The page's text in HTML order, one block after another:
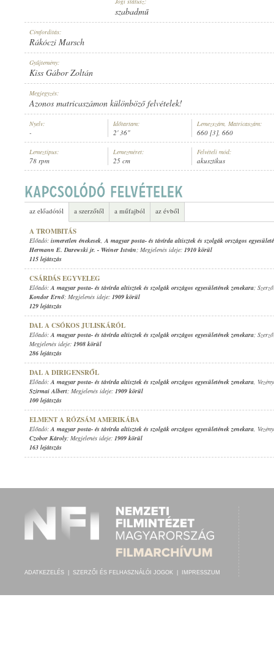
ELŐADÓ:A MAGYAR POSTA- ÉS TÁVÍRDA ALTISZTEK ÉS SZOLGÁK ORSZÁGOS
660 [3]
szabadmű
Címfordítás:
Rákóczi Marsch
Gyűjtemény:
Kiss Gábor Zoltán
Megjegyzés:
Azonos matricaszámon különböző felvételek!
Nyelv:
-
Időtartam:
2' 36"
Lemezszám, Matricaszám:
660 [3], 660
Lemeztípus:
78 rpm
Lemezméret:
25 cm
Felvételi mód:
akusztikus
az előadótól a szerzőtől a műfajból az évből
A TROMBITÁS
Előadó: ismeretlen énekesek,A magyar posta- és távírda altisztek és szolgák országos
Hermann E. Darewski jr. - Weiner István; Megjelenés ideje: 1910 körül
115 lejátszás
CSÁRDÁS EGYVELEG
Előadó:A magyar posta- és távírda altisztek és szolgák országos egyesületének zenekara;
Kondor Ernő; Megjelenés ideje: 1909 körül
129 lejátszás
DAL A CSÓKOS JULISKÁRÓL
Előadó:A magyar posta- és távírda altisztek és szolgák országos egyesületének zenekara;
Megjelenés ideje: 1908 körül
286 lejátszás
DAL A DIRIGENSRŐL
Előadó:A magyar posta- és távírda altisztek és szolgák országos egyesületének zenekara,
Szirmai Albert; Megjelenés ideje: 1909 körül
100 lejátszás
ELMENT A RÓZSÁM AMERIKÁBA
Előadó:A magyar posta- és távírda altisztek és szolgák országos egyesületének zenekara,
Czobor Károly; Megjelenés ideje: 1909 körül
163 lejátszás
ADATKEZELÉS SZERZŐI ÉS FELHASZNÁLÓI JOGOK IMPRESSZUM